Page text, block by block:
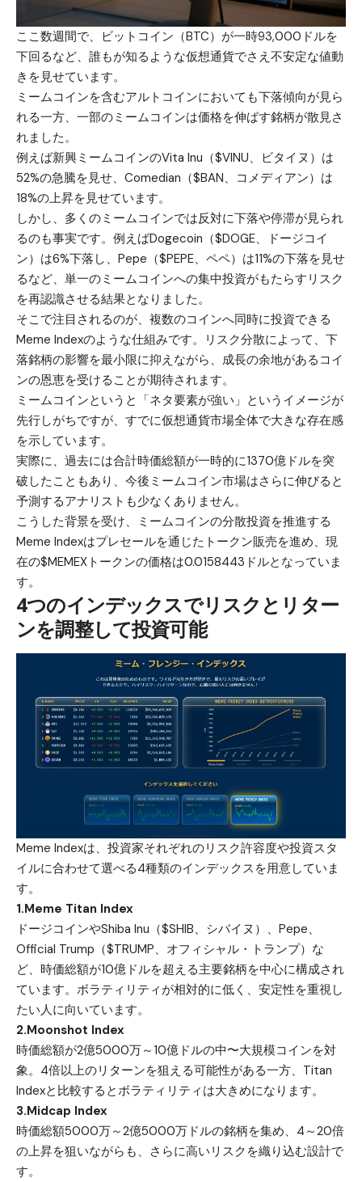
ここ数週間で、 ビットコイン（BTC） が一時93,000ドルを
下回るなど、誰もが知るような仮想通貨でさえ不安定な値動
きを見せています。
ミームコインを含むアルトコインにおいても下落傾向が見ら
れる一方、一部のミームコインは価格を伸ばす銘柄が散見さ
れました。
例えば新興ミームコインのVita Inu（$VINU、ビタイヌ） は
52%の急騰を見せ、 Comedian（$BAN、コメディアン） は
18%の上昇を見せています。
しかし、多くのミームコインでは反対に下落や停滞が見られ
るのも事実です。例えばDogecoin（$DOGE、ドージコイ
ン） は6%下落し、 Pepe（$PEPE、ペペ） は11%の下落を見せ
るなど、単一のミームコインへの集中投資がもたらすリスク
を再認識させる結果となりました。
そこで注目されるのが、複数のコインへ同時に投資できる
Meme Indexのような仕組みです。リスク分散によって、下
落銘柄の影響を最小限に抑えながら、成長の余地があるコイ
ンの恩恵を受けることが期待されます。
ミームコインというと「ネタ要素が強い」というイメージが
先行しがちですが、すでに仮想通貨市場全体で大きな存在感
を示しています。
実際に、過去には合計時価総額が一時的に1370億ドルを突
破したこともあり、今後ミームコイン市場はさらに伸びると
予測するアナリストも少なくありません。
こうした背景を受け、ミームコインの分散投資を推進する
Meme Indexはプレセールを通じたトークン販売を進め、現
在の$MEMEXトークンの価格は0.0158443ドルとなっていま
す。
4つのインデックスでリスクとリター
ンを調整して投資可能
Meme Indexは、投資家それぞれのリスク許容度や投資スタ
イルに合わせて選べる4種類のインデックスを用意していま
す。
1.Meme Titan Index
ドージコインやShiba Inu（$SHIB、シバイヌ） 、Pepe、
Official Trump（$TRUMP、オフィシャル・トランプ） な
ど、時価総額が10億ドルを超える主要銘柄を中心に構成され
ています。ボラティリティが相対的に低く、安定性を重視し
たい人に向いています。
2.Moonshot Index
時価総額が2億5000万～10億ドルの中〜大規模コインを対
象。4倍以上のリターンを狙える可能性がある一方、Titan
Indexと比較するとボラティリティは大きめになります。
3.Midcap Index
時価総額5000万～2億5000万ドルの銘柄を集め、4～20倍
の上昇を狙いながらも、さらに高いリスクを織り込む設計で
す。